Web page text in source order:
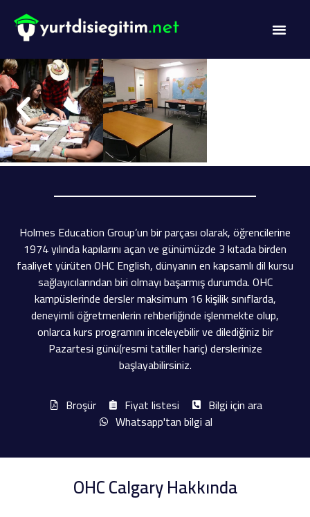
Holmes Education Group’un bir parçası olarak, öğrencilerine
1974 yılında kapılarını açan ve günümüzde 3 kıtada birden
faaliyet yürüten OHC English, dünyanın en kapsamlı dil kursu
sağlayıcılarından biri olmayı başarmış durumda. OHC
kampüslerinde dersler maksimum 16 kişilik sınıflarda,
deneyimli öğretmenlerin rehberliğinde işlenmekte olup,
onlarca kurs programını inceleyebilir ve dilediğiniz bir
Pazartesi günü(resmi tatiller hariç) derslerinize
başlayabilirsiniz.
Broşür
Fiyat listesi
Bilgi için ara
Whatsapp'tan bilgi al
OHC Calgary Hakkında